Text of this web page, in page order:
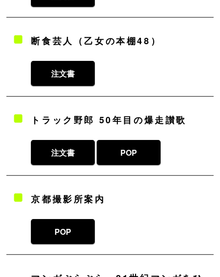
断食芸人（乙女の本棚48）
注文書
トラック野郎 50年目の爆走讃歌
注文書 POP
京都撮影所案内
POP